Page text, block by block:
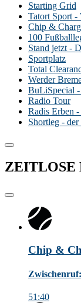
Starting Grid
Tatort Sport -
Chip &
100
Stand jetzt -
Sportplatz
Total
Werder
BuLiSpecial -
Radio Tour
Radis Erben
Shortleg -
ZEITLOSE
Chip &
51:40